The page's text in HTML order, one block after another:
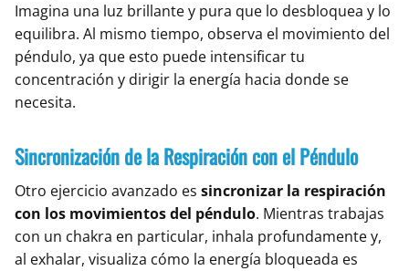
Imagina una luz brillante y pura que lo desbloquea y lo
equilibra. Al mismo tiempo, observa el movimiento del
péndulo, ya que esto puede intensificar tu
concentración y dirigir la energía hacia donde se
necesita.
Sincronización de la Respiración con el Péndulo
Otro ejercicio avanzado es sincronizar la respiración
con los movimientos del péndulo. Mientras trabajas
con un chakra en particular, inhala profundamente y,
al exhalar, visualiza cómo la energía bloqueada es